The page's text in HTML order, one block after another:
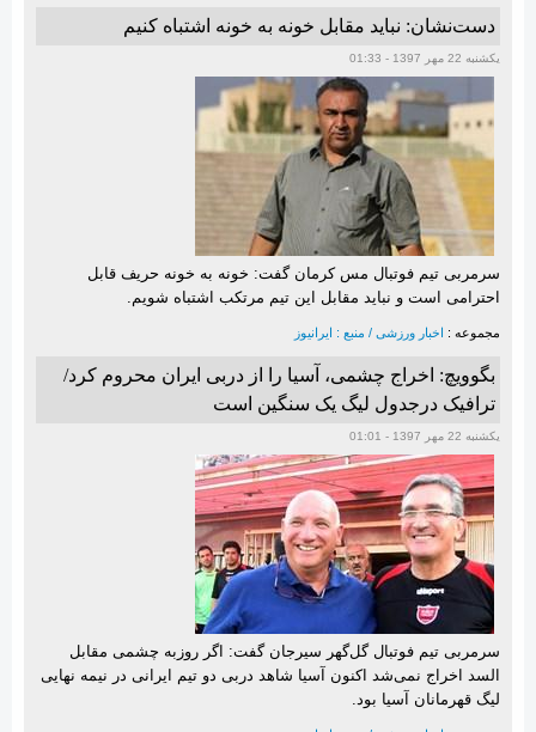
دست‌نشان: نباید مقابل خونه به خونه اشتباه کنیم
یکشنبه 22 مهر 1397 - 01:33
سرمربی تیم فوتبال مس کرمان گفت: خونه به خونه حریف قابل
احترامی است و نباید مقابل این تیم مرتکب اشتباه شویم.
مجموعه : اخبار ورزشی / منبع : ایرانیوز
بگوویچ: اخراج چشمی، آسیا را از دربی ایران محروم کرد/
ترافیک درجدول لیگ یک سنگین است
یکشنبه 22 مهر 1397 - 01:01
سرمربی تیم فوتبال گل‌گهر سیرجان گفت:‌ اگر روزبه چشمی مقابل
السد اخراج نمی‌شد اکنون آسیا شاهد دربی دو تیم ایرانی در نیمه نهایی
لیگ قهرمانان آسیا بود.